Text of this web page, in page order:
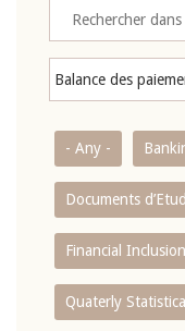
- Any -
Documents
Financial
Quaterly